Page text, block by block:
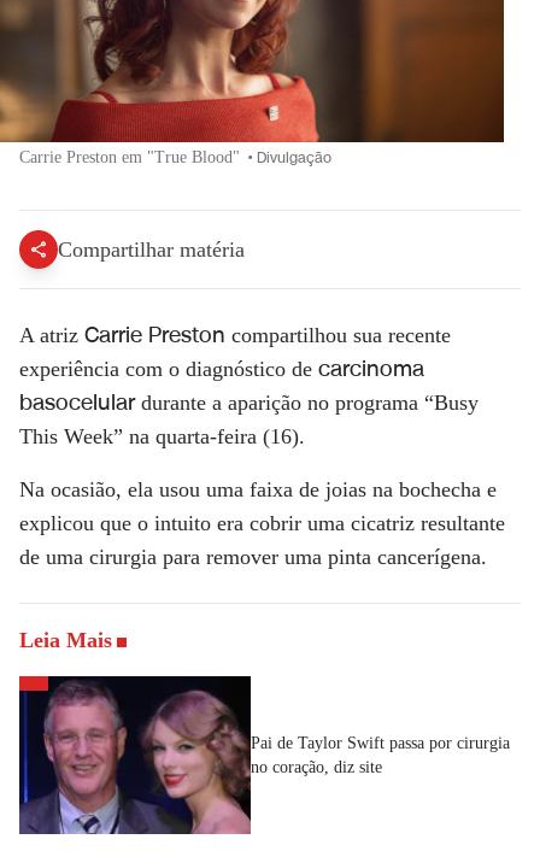
Carrie Preston em "True Blood" • Divulgação
Compartilhar matéria
A atriz Carrie Preston compartilhou sua recente
experiência com o diagnóstico de carcinoma
basocelular durante a aparição no programa “Busy
This Week” na quarta-feira (16).
Na ocasião, ela usou uma faixa de joias na bochecha e
explicou que o intuito era cobrir uma cicatriz resultante
de uma cirurgia para remover uma pinta cancerígena.
Leia Mais
Pai de Taylor Swift passa por cirurgia
no coração, diz site